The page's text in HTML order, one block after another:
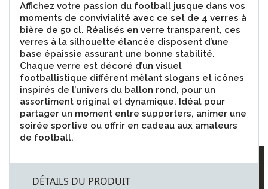
Affichez votre passion du football jusque dans vos
moments de convivialité avec ce set de 4 verres à
bière de 50 cl. Réalisés en verre transparent, ces
verres à la silhouette élancée disposent d’une
base épaissie assurant une bonne stabilité.
Chaque verre est décoré d’un visuel
footballistique différent mêlant slogans et icônes
inspirés de l’univers du ballon rond, pour un
assortiment original et dynamique. Idéal pour
partager un moment entre supporters, animer une
soirée sportive ou offrir en cadeau aux amateurs
de football.
DÉTAILS DU PRODUIT